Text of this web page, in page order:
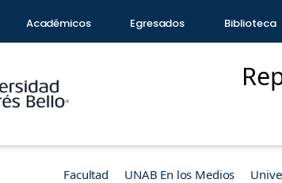
Académicos Egresados Biblioteca
Facultad UNAB En los Medios